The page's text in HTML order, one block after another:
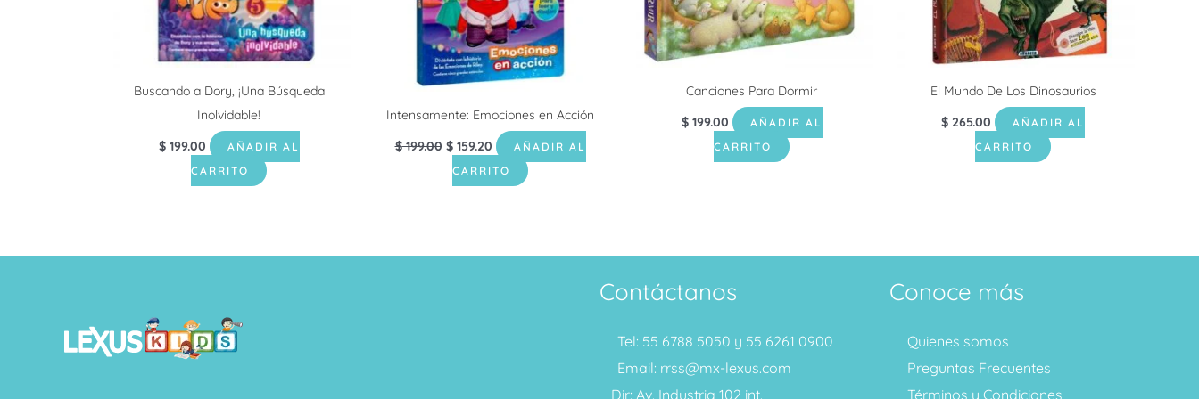
Buscando a Dory, ¡Una Búsqueda
Inolvidable!
$199.00
AÑADIR AL
CARRITO
Intensamente: Emociones en Acción
$199.00 $159.20
AÑADIR AL
CARRITO
Canciones Para Dormir
$199.00
AÑADIR AL
CARRITO
El Mundo De Los Dinosaurios
$ 265.00
AÑADIR AL
CARRITO
Contáctanos
Tel: 55 6788 5050 y 55 6261 0900
Email: rrss@mx-lexus.com
Dir: Av. Industria 102 int.
Conoce más
Quienes somos
Preguntas Frecuentes
Términos y Condiciones